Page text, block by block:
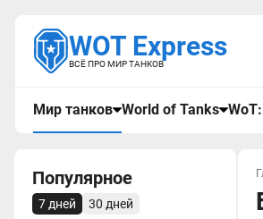
WOT Express
ВСЁ ПРО МИР ТАНКОВ
Мир танков World of Tanks
Популярное
7 дней 30 дней